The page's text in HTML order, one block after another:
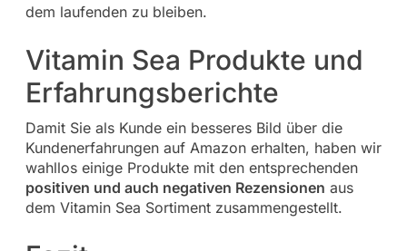
dem laufenden zu bleiben.
Vitamin Sea Produkte und
Erfahrungsberichte
Damit Sie als Kunde ein besseres Bild über die
Kundenerfahrungen auf Amazon erhalten, haben wir
wahllos einige Produkte mit den entsprechenden
positiven und auch negativen Rezensionen aus
dem Vitamin Sea Sortiment zusammengestellt.